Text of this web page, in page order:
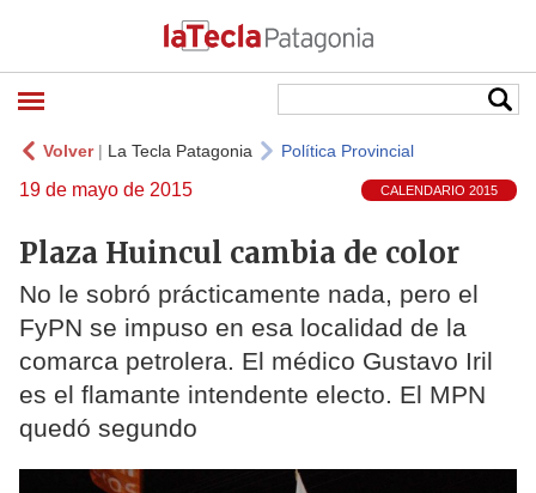
Volver| La Tecla Patagonia Política Provincial
19 de mayo de 2015 CALENDARIO 2015
Plaza Huincul cambia de color
No le sobró prácticamente nada, pero el
FyPN se impuso en esa localidad de la
comarca petrolera. El médico Gustavo Iril
es el flamante intendente electo. El MPN
quedó segundo